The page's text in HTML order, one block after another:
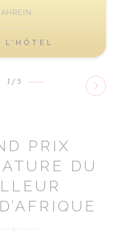
L'HÔTEL
1 /5
PRIX
DU